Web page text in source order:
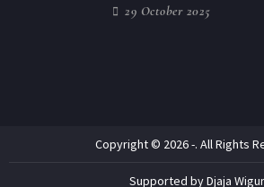
29 October 2025
Copyright © 2026 -. All Rights
Supported by Djaja